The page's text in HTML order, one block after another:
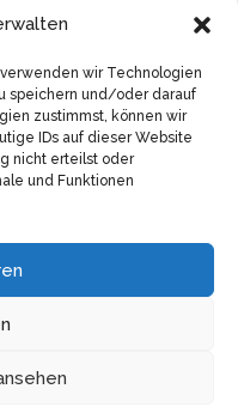
wir Technologien
speichern und/oder darauf
zustimmst, können wir
IDs auf dieser Website
nicht erteilst oder
und Funktionen